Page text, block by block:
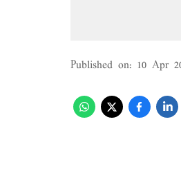
Published on: 10 Apr